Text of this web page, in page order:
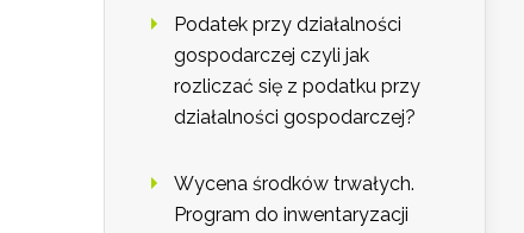
Podatek przy działalności
gospodarczej czyli jak
rozliczać się z podatku przy
działalności gospodarczej?
Wycena środków trwałych.
Program do inwentaryzacji